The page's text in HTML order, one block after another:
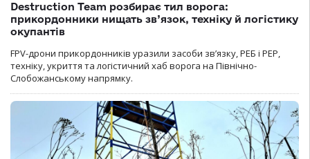
Destruction Team розбирає тил ворога:
прикордонники нищать зв’язок, техніку й логістику
окупантів
FPV-дрони прикордонників уразили засоби зв’язку, РЕБ і РЕР,
техніку, укриття та логістичний хаб ворога на Північно-
Слобожанському напрямку.